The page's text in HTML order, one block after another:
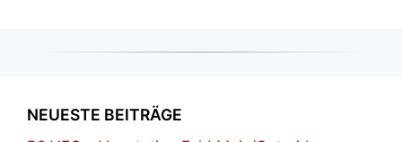
NEUESTE BEITRÄGE